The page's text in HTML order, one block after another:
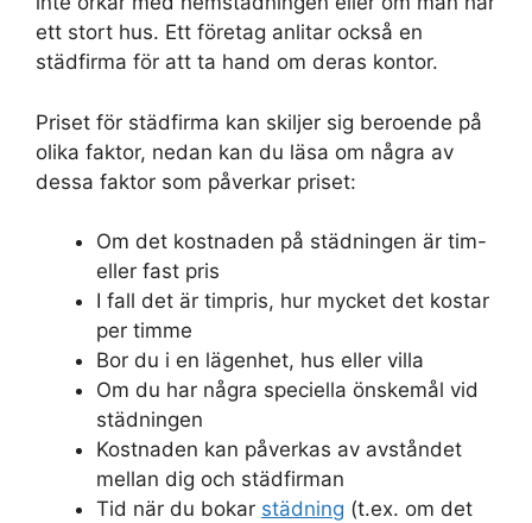
ett stort hus. Ett företag anlitar också en
städfirma för att ta hand om deras kontor.
Priset för städfirma kan skiljer sig beroende på
olika faktor, nedan kan du läsa om några av
dessa faktor som påverkar priset:
Om det kostnaden på städningen är tim-
eller fast pris
I fall det är timpris, hur mycket det kostar
per timme
Bor du i en lägenhet, hus eller villa
Om du har några speciella önskemål vid
städningen
Kostnaden kan påverkas av avståndet
mellan dig och städfirman
Tid när du bokar städning (t.ex. om det